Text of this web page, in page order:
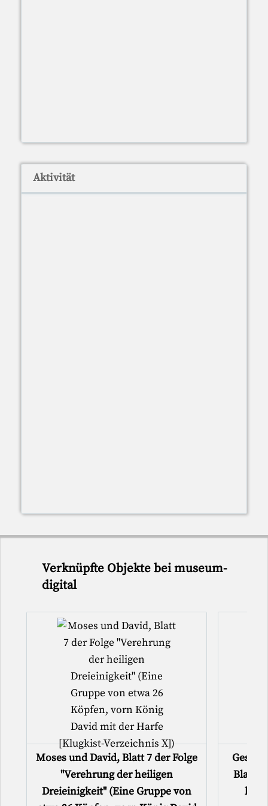
Aktivität
Verknüpfte Objekte bei museum-
digital
Moses und David, Blatt 7 der Folge
"Verehrung der heiligen
Dreieinigkeit" (Eine Gruppe von
Blatt 1